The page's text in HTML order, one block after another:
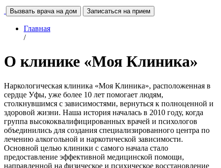
Вызвать врача на дом Записаться на прием
Главная
/
О клинике «Моя Клиника»
Наркологическая клиника «Моя Клиника», расположенная в
сердце Уфы, уже более 10 лет помогает людям,
столкнувшимся с зависимостями, вернуться к полноценной и
здоровой жизни. Наша история началась в 2010 году, когда
группа высококвалифицированных врачей и психологов
объединились для создания специализированного центра по
лечению алкогольной и наркотической зависимости.
Основной целью клиники с самого начала стало
предоставление эффективной медицинской помощи,
направленной на физическое и психическое восстановление